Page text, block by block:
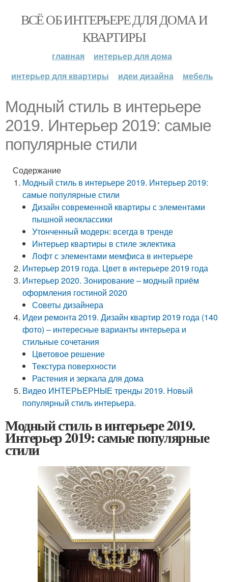
ВСЁ ОБ ИНТЕРЬЕРЕ ДЛЯ ДОМА И
КВАРТИРЫ
главная
интерьер для дома
интерьер для квартиры
идеи дизайна мебель
Модный стиль в интерьере
2019. Интерьер 2019: самые
популярные стили
Содержание
Модный стиль в интерьере 2019. Интерьер 2019:
самые популярные стили
Дизайн современной квартиры с элементами
пышной неоклассики
Утонченный модерн: всегда в тренде
Интерьер квартиры в стиле эклектика
Лофт с элементами мемфиса в интерьере
Интерьер 2019 года. Цвет в интерьере 2019 года
Интерьер 2020. Зонирование – модный приём
оформления гостиной 2020
Советы дизайнера
Идеи ремонта 2019. Дизайн квартир 2019 года (140
фото) – интересные варианты интерьера и
стильные сочетания
Цветовое решение
Текстура поверхности
Растения и зеркала для дома
Видео ИНТЕРЬЕРНЫЕ тренды 2019. Новый
популярный стиль интерьера.
Модный стиль в интерьере 2019.
Интерьер 2019: самые популярные
стили